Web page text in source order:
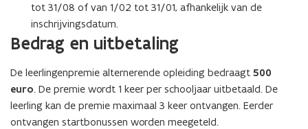
tot 31/08 of van 1/02 tot 31/01, afhankelijk van de
inschrijvingsdatum.
Bedrag en uitbetaling
De leerlingenpremie alternerende opleiding bedraagt 500
euro. De premie wordt 1 keer per schooljaar uitbetaald. De
leerling kan de premie maximaal 3 keer ontvangen. Eerder
ontvangen startbonussen worden meegeteld.